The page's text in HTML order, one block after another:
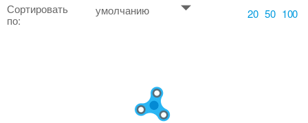
Сортировать
по:
умолчанию 20 50 100